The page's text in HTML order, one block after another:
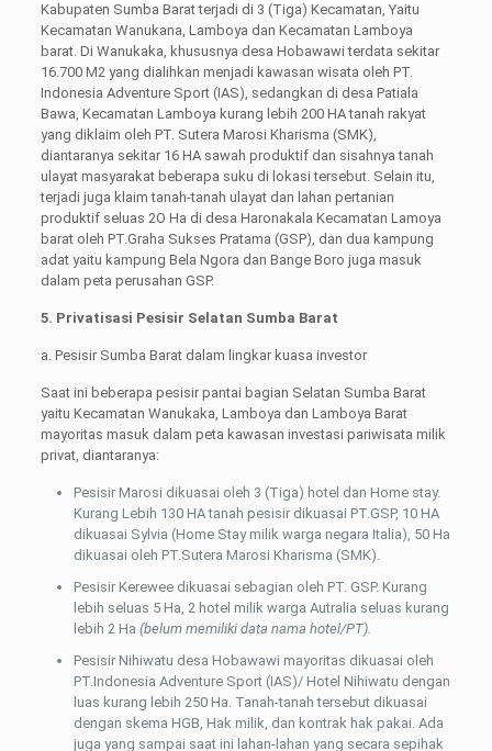
Kabupaten Sumba Barat terjadi di 3 (Tiga) Kecamatan, Yaitu
Kecamatan Wanukana, Lamboya dan Kecamatan Lamboya
barat. Di Wanukaka, khususnya desa Hobawawi terdata sekitar
16.700 M2 yang dialihkan menjadi kawasan wisata oleh PT.
Indonesia Adventure Sport (IAS), sedangkan di desa Patiala
Bawa, Kecamatan Lamboya kurang lebih 200 HA tanah rakyat
yang diklaim oleh PT. Sutera Marosi Kharisma (SMK),
diantaranya sekitar 16 HA sawah produktif dan sisahnya tanah
ulayat masyarakat beberapa suku di lokasi tersebut. Selain itu,
terjadi juga klaim tanah-tanah ulayat dan lahan pertanian
produktif seluas 2O Ha di desa Haronakala Kecamatan Lamoya
barat oleh PT.Graha Sukses Pratama (GSP), dan dua kampung
adat yaitu kampung Bela Ngora dan Bange Boro juga masuk
dalam peta perusahan GSP.
5. Privatisasi Pesisir Selatan Sumba Barat
a. Pesisir Sumba Barat dalam lingkar kuasa investor
Saat ini beberapa pesisir pantai bagian Selatan Sumba Barat
yaitu Kecamatan Wanukaka, Lamboya dan Lamboya Barat
mayoritas masuk dalam peta kawasan investasi pariwisata milik
privat, diantaranya:
Pesisir Marosi dikuasai oleh 3 (Tiga) hotel dan Home stay.
Kurang Lebih 130 HA tanah pesisir dikuasai PT.GSP, 10 HA
dikuasai Sylvia (Home Stay milik warga negara Italia), 50 Ha
dikuasai oleh PT.Sutera Marosi Kharisma (SMK).
Pesisir Kerewee dikuasai sebagian oleh PT. GSP. Kurang
lebih seluas 5 Ha, 2 hotel milik warga Autralia seluas kurang
lebih 2 Ha (belum memiliki data nama hotel/PT).
Pesisir Nihiwatu desa Hobawawi mayoritas dikuasai oleh
PT.Indonesia Adventure Sport (IAS)/ Hotel Nihiwatu dengan
luas kurang lebih 250 Ha. Tanah-tanah tersebut dikuasai
dengan skema HGB, Hak milik, dan kontrak hak pakai. Ada
juga yang sampai saat ini lahan-lahan yang secara sepihak